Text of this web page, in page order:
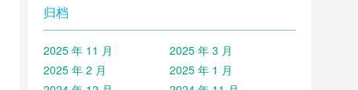
归档
2025 年 11 月
2025 年 3 月
2025 年 2 月
2025 年 1 月